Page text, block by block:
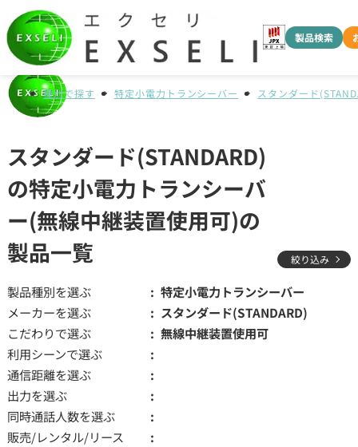
製品検索
種別で探す 特定小電力トランシーバー スタンダード
スタンダード(STANDARD)
の特定小電力トランシーバ
ー(無線中継装置使用可)の
製品一覧
絞り込み
製品種別を選ぶ
特定小電力トランシーバー
メーカーを選ぶ
スタンダード(STANDARD)
こだわりで選ぶ
無線中継装置使用可
利用シーンで選ぶ
通信距離を選ぶ
出力を選ぶ
同時通話人数を選ぶ
販売/レンタル/リース